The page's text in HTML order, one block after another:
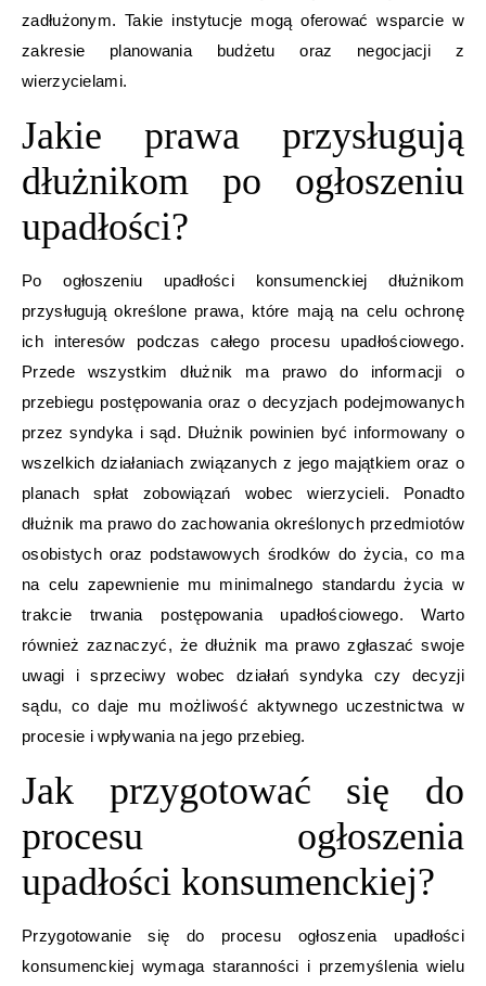
zadłużonym. Takie instytucje mogą oferować wsparcie w
zakresie planowania budżetu oraz negocjacji z
wierzycielami.
Jakie prawa przysługują
dłużnikom po ogłoszeniu
upadłości?
Po ogłoszeniu upadłości konsumenckiej dłużnikom
przysługują określone prawa, które mają na celu ochronę
ich interesów podczas całego procesu upadłościowego.
Przede wszystkim dłużnik ma prawo do informacji o
przebiegu postępowania oraz o decyzjach podejmowanych
przez syndyka i sąd. Dłużnik powinien być informowany o
wszelkich działaniach związanych z jego majątkiem oraz o
planach spłat zobowiązań wobec wierzycieli. Ponadto
dłużnik ma prawo do zachowania określonych przedmiotów
osobistych oraz podstawowych środków do życia, co ma
na celu zapewnienie mu minimalnego standardu życia w
trakcie trwania postępowania upadłościowego. Warto
również zaznaczyć, że dłużnik ma prawo zgłaszać swoje
uwagi i sprzeciwy wobec działań syndyka czy decyzji
sądu, co daje mu możliwość aktywnego uczestnictwa w
procesie i wpływania na jego przebieg.
Jak przygotować się do
procesu ogłoszenia
upadłości konsumenckiej?
Przygotowanie się do procesu ogłoszenia upadłości
konsumenckiej wymaga staranności i przemyślenia wielu